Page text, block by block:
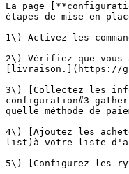
La page
étapes de mise en
1\) Activez les
2\) Vérifiez que vous
[livraison.](https://
3\) [Collectez les
configuration#3-
quelle méthode de
4\) [Ajoutez les
list)à votre liste
5\) [Configurez les